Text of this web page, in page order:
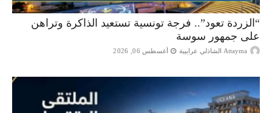
“الزردة تعود”.. فرجة تونسية تستعيد الذاكرة وتراهن
على جمهور سوسة
Attayma الشاذلي عرايبية أغسطس 06, 2026